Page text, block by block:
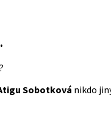
?
Sobotková nikdo